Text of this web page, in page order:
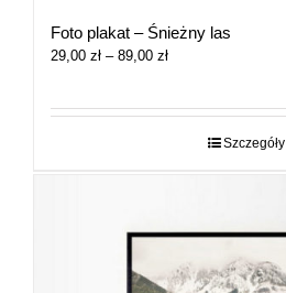
Foto plakat – Śnieżny las
29,00 zł – 89,00 złZakres
29,00 zł
Szczegóły